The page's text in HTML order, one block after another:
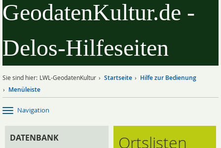
GeodatenKultur.de -
Delos-Hilfeseiten
Sie sind hier: LWL-GeodatenKultur Startseite
Hilfe zur Bedienung
Menüleiste
Navigation
DATENBANK
Ortslisten